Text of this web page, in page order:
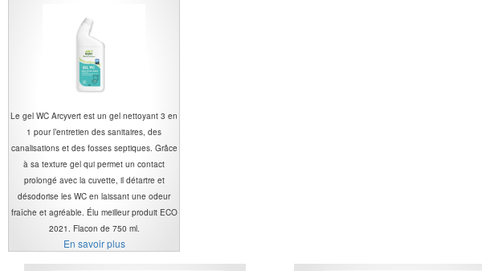
Le gel WC Arcyvert est un gel nettoyant 3 en
1 pour l’entretien des sanitaires, des
canalisations et des fosses septiques. Grâce
à sa texture gel qui permet un contact
prolongé avec la cuvette, il détartre et
désodorise les WC en laissant une odeur
fraîche et agréable. Élu meilleur produit ECO
2021. Flacon de 750 ml.
En savoir plus